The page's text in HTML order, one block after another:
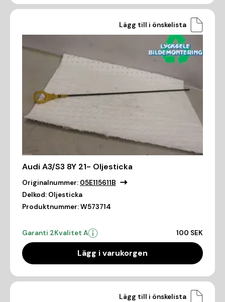
Lägg till i önskelista
Audi A3/S3 8Y 21- Oljesticka
Originalnummer: 05E115611B
Delkod: Oljesticka
Produktnummer:W573714
Garanti 2Kvalitet A 100 SEK
Lägg i varukorgen
Lägg till i önskelista